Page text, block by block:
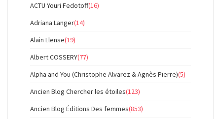
ACTU Youri Fedotoff(16)
Adriana Langer(14)
Alain Llense(19)
Albert COSSERY(77)
Alpha and You (Christophe Alvarez & Agnès Pierre)(5)
Ancien Blog Chercher les étoiles(123)
Ancien Blog Éditions Des femmes(853)